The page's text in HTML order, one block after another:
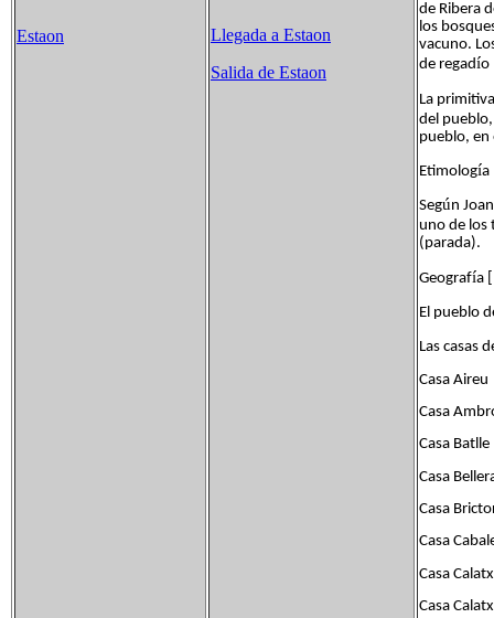
Estaon
Llegada a Estaon
Salida de Estaon
de Ribera
los
vacuno.
de regadío
La
del
pueblo, en
Etimología
Según
uno de los
(parada).
Geografía
El pueblo
Las casas
Casa Aireu
Casa
Casa Batlle
Casa
Casa
Casa
Casa
Casa